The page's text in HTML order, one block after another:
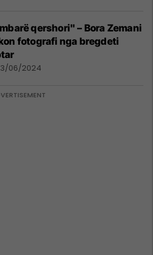
qershori" – Bora Zemani
fotografi nga bregdeti
06/2024